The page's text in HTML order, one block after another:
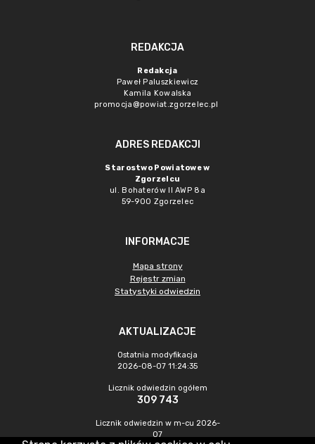
REDAKCJA
Redakcja
Paweł Paluszkiewicz
Kamila Kowalska
promocja@powiat.zgorzelec.pl
ADRES REDAKCJI
Starostwo Powiatowe w
Zgorzelcu
ul. Bohaterów II AWP 8a
59-900 Zgorzelec
INFORMACJE
Mapa strony
Rejestr zmian
Statystyki odwiedzin
AKTUALIZACJE
Ostatnia modyfikacja
2026-08-07 11:24:35
Licznik odwiedzin ogółem
309 743
Licznik odwiedzin w m-cu 2026-
07